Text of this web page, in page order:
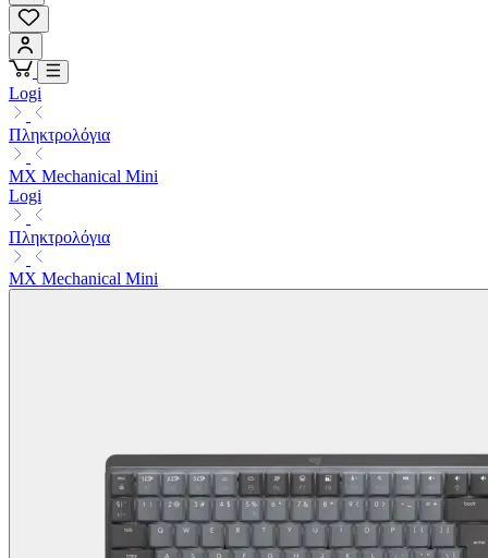
Logi
Πληκτρολόγια
MX Mechanical Mini
Logi
Πληκτρολόγια
MX Mechanical Mini